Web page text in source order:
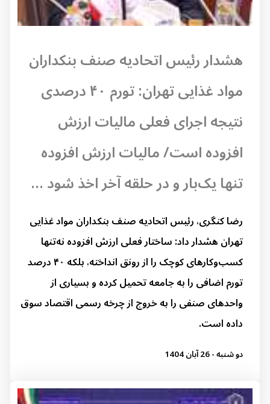
هشدار رئیس اتحادیه صنف بنکداران
مواد غذایی تهران: تورم ۴۰ درصدی
نتیجه اجرای فعلی مالیات ارزش
افزوده است/ مالیات ارزش افزوده
تنها یک‌بار و در حلقه آخر اخذ شود ...
رضا کنگری، رئیس اتحادیه صنف بنکداران مواد غذایی
تهران هشدار داد: ساختار فعلی ارزش افزوده نه‌تنها
کسب‌وکارهای کوچک را از رونق انداخته، بلکه ۴۰ درصد
تورم اضافی را به جامعه تحمیل کرده و بسیاری از
واحدهای صنفی را به خروج از چرخه رسمی اقتصاد سوق
داده است.
دو شنبه - 26 آبان 1404